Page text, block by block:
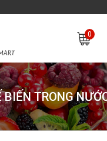
0
TRONG